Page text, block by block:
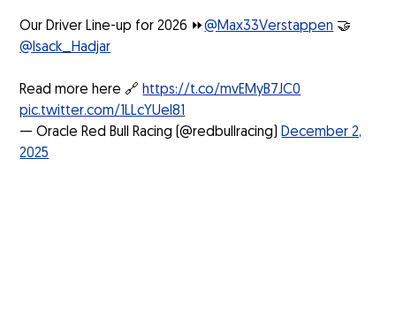
Our Driver Line-up for 2026 ⏩️@Max33Verstappen 🤝
@Isack_Hadjar
Read more here 🔗 https://t.co/mvEMyB7JC0
pic.twitter.com/1LLcYUel81
— Oracle Red Bull Racing (@redbullracing) December 2,
2025